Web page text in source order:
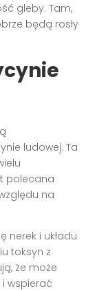
gleby. Tam,
będą rosły
ludowej. Ta
polecana
na
nerek i układu
toksyn z
że może
wspierać